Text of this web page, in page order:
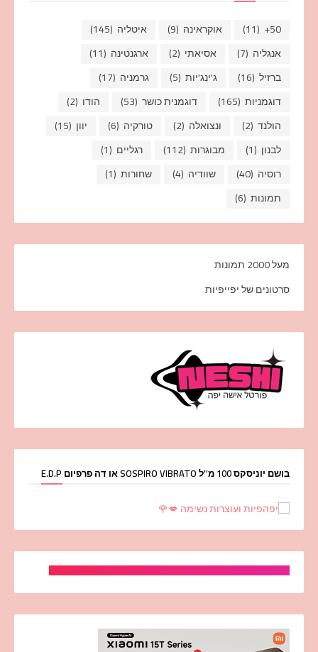
50+
(11) אוקראינה (9) איטליה (145)
אנגליה (7) אסיאתי (2) ארגנטינה (11)
ברזיל (16) ג'ינג'יות (5) גרמניה (17)
דוגמניות (165) דוגמנית כושר (53) הודו (2)
הולנד (2) ונצואלה (2) טורקיה (6) יוון (15)
לבנון (1) מבוגרות (112) רגליים (1)
רוסיה (40) שוודיה (4) שחורות (1)
תמונות (6)
מעל 2000 תמונות
סרטונים של יפייפיות
בושם יוניסקס 100 מ''ל SOSPIRO VIBRATO או דה פרפיום E.D.P